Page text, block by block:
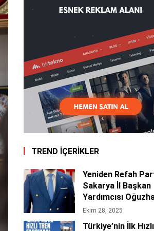
TREND İÇERİKLER
Yeniden Refah
Sakarya İl Başkan
Yardımcısı
Tepe’den 29 Ekim
Cumhuriyet
Ekim 28, 2025
Türkiye’nin İlk